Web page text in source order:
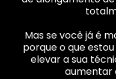
Mas se você já é
porque o que
elevar a sua
aumentar